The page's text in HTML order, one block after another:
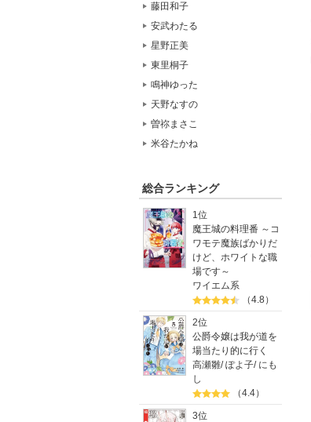
藤田和子
安武わたる
星野正美
東里桐子
鳴神ゆった
天野なすの
曽祢まさこ
米谷たかね
総合ランキング
1位
魔王城の料理番 ～コ
ワモテ魔族ばかりだ
けど、ホワイトな職
場です～
ワイエム系
（4.8）
2位
公爵令嬢は我が道を
場当たり的に行く
高瀬雛/ぽよ子/ にも
し
（4.4）
3位